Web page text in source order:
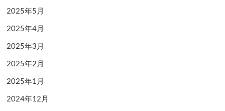
2025年5月
2025年4月
2025年3月
2025年2月
2025年1月
2024年12月